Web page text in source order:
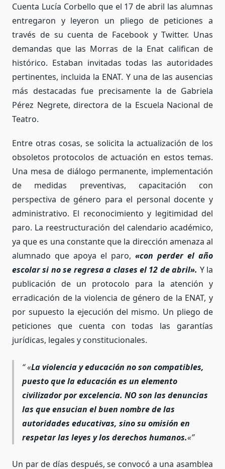
Cuenta Lucía Corbello que el 17 de abril las alumnas
entregaron y leyeron un pliego de peticiones a
través de su cuenta de Facebook y Twitter. Unas
demandas que las Morras de la Enat califican de
histórico. Estaban invitadas todas las autoridades
pertinentes, incluida la ENAT. Y una de las ausencias
más destacadas fue precisamente la de Gabriela
Pérez Negrete, directora de la Escuela Nacional de
Teatro.
Entre otras cosas, se solicita la actualización de los
obsoletos protocolos de actuación en estos temas.
Una mesa de diálogo permanente, implementación
de medidas preventivas, capacitación con
perspectiva de género para el personal docente y
administrativo. El reconocimiento y legitimidad del
paro. La reestructuración del calendario académico,
ya que es una constante que la dirección amenaza al
alumnado que apoya el paro, «con perder el año
escolar si no se regresa a clases el 12 de abril». Y la
publicación de un protocolo para la atención y
erradicación de la violencia de género de la ENAT, y
por supuesto la ejecución del mismo. Un pliego de
peticiones que cuenta con todas las garantías
jurídicas, legales y constitucionales.
«La violencia y educación no son compatibles,
puesto que la educación es un elemento
civilizador por excelencia. NO son las denuncias
las que ensucian el buen nombre de las
autoridades educativas, sino su omisión en
respetar las leyes y los derechos humanos.«
Un par de días después, se convocó a una asamblea